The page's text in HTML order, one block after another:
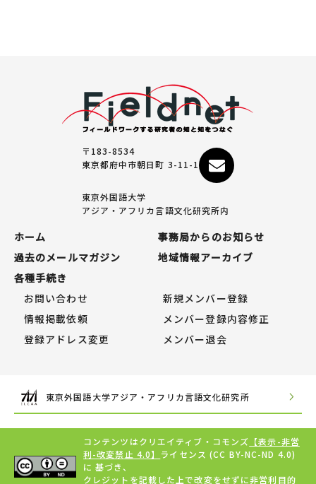
〒183-8534
東京都府中市朝日町 3-11-1
東京外国語大学
アジア・アフリカ言語文化研究所内
ホーム
事務局からのお知らせ
過去のメールマガジン
地域情報アーカイブ
各種手続き
お問い合わせ
新規メンバー登録
情報掲載依頼
メンバー登録内容修正
登録アドレス変更
メンバー退会
東京外国語大学アジア・アフリカ言語文化研究所
コンテンツはクリエイティブ・コモンズ 【表示-非営
利-改変禁止 4.0】 ライセンス (CC BY-NC-ND 4.0)
に 基づき、
クレジットを記載した上で改変をせずに非営利目的